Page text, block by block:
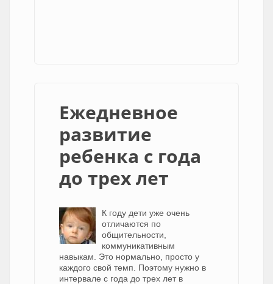
Ежедневное
развитие
ребенка с года
до трех лет
К году дети уже очень
отличаются по
общительности,
коммуникативным
навыкам. Это нормально, просто у
каждого свой темп. Поэтому нужно в
интервале с года до трех лет в